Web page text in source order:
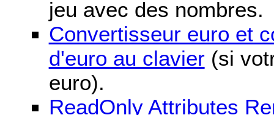
jeu avec des nombres.
Convertisseur euro et
d'euro au clavier (si
euro).
ReadOnly Attributes